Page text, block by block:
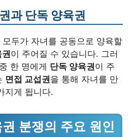
과 단독 양육권
두가 자녀를 공동으로 양육할
이 주어질 수 있습니다. 그러
한 명에게 단독 양육권이 주
면접 교섭권을 통해 자녀를 만
지게 됩니다.
분쟁의 주요 원인